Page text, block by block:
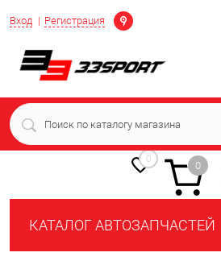
Вход Регистрация
Определение
0
0
КАТАЛОГ АВТОЗАПЧАСТЕЙ